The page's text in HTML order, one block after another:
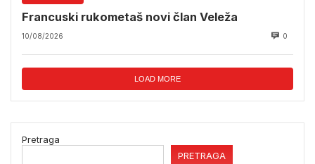
Francuski rukometaš novi član Veleža
10/08/2026 0
LOAD MORE
Pretraga
PRETRAGA